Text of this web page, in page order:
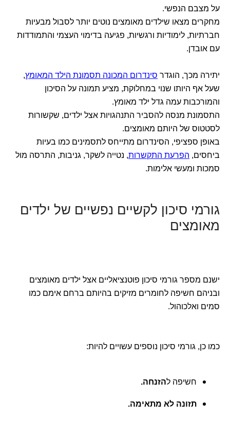
על מצבם הנפשי.
מחקרים מצאו שילדים מאומצים נוטים יותר לסבול מבעיות
חברתיות, לימודיות ורגשיות, פגיעה בדימוי העצמי והתמודדות
עם אובדן.
יתירה מכך, הוגדר סינדרום המכונה תסמונת הילד המאומץ,
שעל אף היותו שנוי במחלוקת, מציע תמונה על הסיכון
והמורכבות עמה גדל ילד מאומץ.
התסמונת מנסה להסביר התנהגויות אצל ילדים, שקשורות
לסטטוס של היותם מאומצים.
באופן ספציפי, הסינדרום מתייחס לתסמינים כמו בעיות
ביחסים, הפרעת התקשרות, נטייה לשקר, גניבות, התרסה מול
סמכות ומעשי אלימות.
גורמי סיכון לקשיים נפשיים של ילדים
מאומצים
ישנם מספר גורמי סיכון פוטנציאליים אצל ילדים מאומצים
ובניהם חשיפה לחומרים מזיקים בהיותם ברחם אימם כמו
סמים ואלכוהול.
כמו כן, גורמי סיכון נוספים עשויים להיות:
חשיפה להזנחה.
תזונה לא מתאימה.